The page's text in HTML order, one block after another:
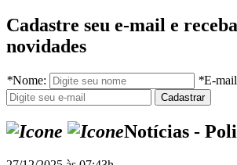
Cadastre seu e-mail e
novidades
*Nome: *E-
Notícias -